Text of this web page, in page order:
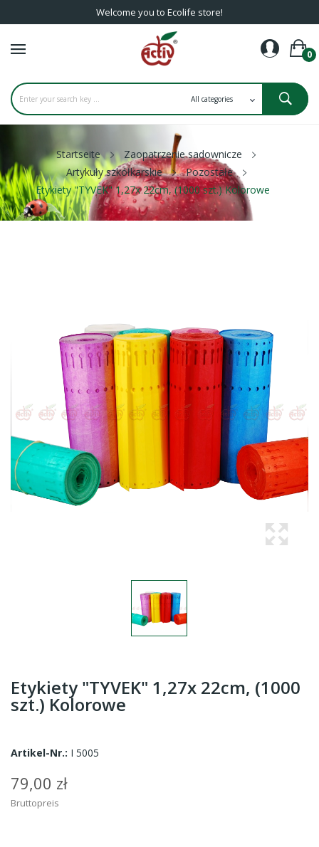
Welcome you to Ecolife store!
0
Startseite
Zaopatrzenie sadownicze
Artykuły szkółkarskie
Pozostałe
Etykiety "TYVEK" 1,27x 22cm, (1000 szt.) Kolorowe
Etykiety "TYVEK" 1,27x 22cm, (1000
szt.) Kolorowe
Artikel-Nr.: I 5005
79,00 zł
Bruttopreis